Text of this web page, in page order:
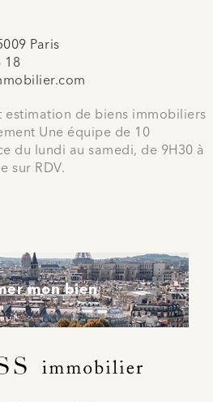
Paris
18
estimation de biens immobiliers
Une équipe de 10
du lundi au samedi, de 9H30 à
sur RDV.
mon bien